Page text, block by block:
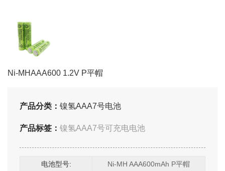
Ni-MHAAA600 1.2V P平帽
产品分类： 镍氢AAA7号电池
产品标签： 镍氢AAA7号可充电电池
电池型号:
Ni-MH AAA600mAh P平帽